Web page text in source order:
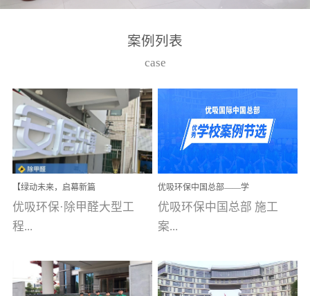
高技能的团队。汇聚了众
取得了多项产品技术专利
和多项国家版权局著作
权，获得高新技术企业称
号。生产优势自主生产自
给自足，优吸公司于2015
在广州番禺区成功建立产
品线生产基地，工厂拥有
自动化生产设备和成熟的
选择源头源材料、严控产
品质量，我们每一批的生
案例列表
case
【绿动未来，启幕新篇
章】优吸环保中标深圳安
居乐寓，超大型工装室内
空气治理项目顺利启航，
优吸环保·除甲醛大型工
程...
案例【深圳安居乐寓】室
优吸环保中国总部——学
校施工案例(节选)
优吸环保中国总部 施工
案...
例(学校工装节选)广州南沙